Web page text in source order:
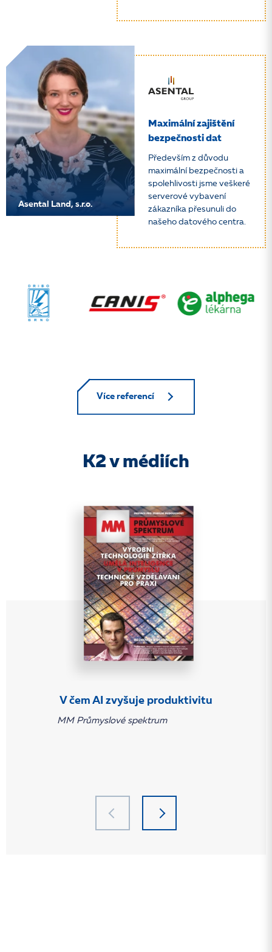
Asental Land, s.r.o.
Maximální zajištění
bezpečnosti dat
Především z důvodu
maximální bezpečnosti a
spolehlivosti jsme veškeré
serverové vybavení
zákazníka přesunuli do
našeho datového centra.
Více referencí
K2 v médiích
V čem AI zvyšuje produktivitu
MM Průmyslové spektrum